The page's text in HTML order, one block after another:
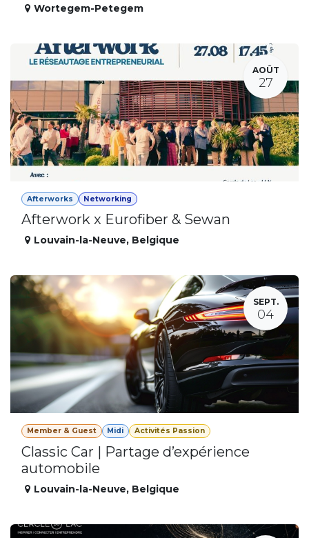
Wortegem-Petegem
AOÛT
27
Afterworks Networking
Afterwork x Eurofiber & Sewan
Louvain-la-Neuve, Belgique
SEPT.
04
Member & Guest Midi Activités Passion
Classic Car | Partage d’expérience
automobile
Louvain-la-Neuve, Belgique